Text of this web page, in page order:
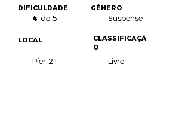
DIFICULDADE
4 de 5
GÊNERO
Suspense
LOCAL
CLASSIFICAÇÃ
O
Píer 21 Livre